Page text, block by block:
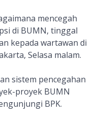
mencegah
di BUMN, tinggal
kepada wartawan di
Selasa malam.
sistem pencegahan
proyek BUMN
BPK.